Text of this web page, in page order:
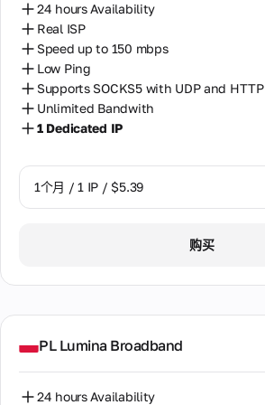
24 hours Availability
Real ISP
Speed up to 150 mbps
Low Ping
Supports SOCKS5 with UDP and HTTP
Unlimited Bandwith
1 Dedicated IP
1个月 / 1 IP / $5.39
购买
PL Lumina Broadband
24 hours Availability